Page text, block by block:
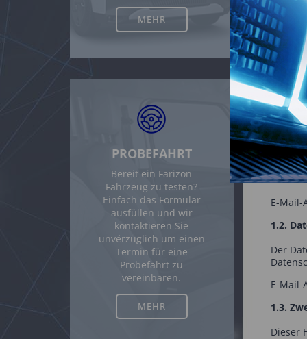
MEHR
PROBEFAHRT
Bereit ein Farizon
Fahrzeug zu testen?
Einfach das Formular
ausfüllen und wir
kontaktieren Sie
unvérzüglich um einen
Termin für eine
Probefahrt zu
vereinbaren.
MEHR
Im
seine
Bitte
1.1.
E-
1.2.
Der
E-
1.3.
Dieser